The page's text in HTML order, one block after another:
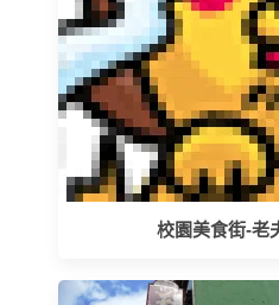
校園美食街-老